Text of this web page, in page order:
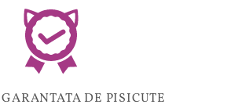
DE PISICUTE